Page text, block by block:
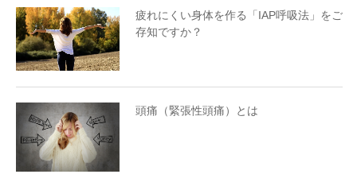
疲れにくい身体を作る「IAP呼吸法」をご
存知ですか？
頭痛（緊張性頭痛）とは